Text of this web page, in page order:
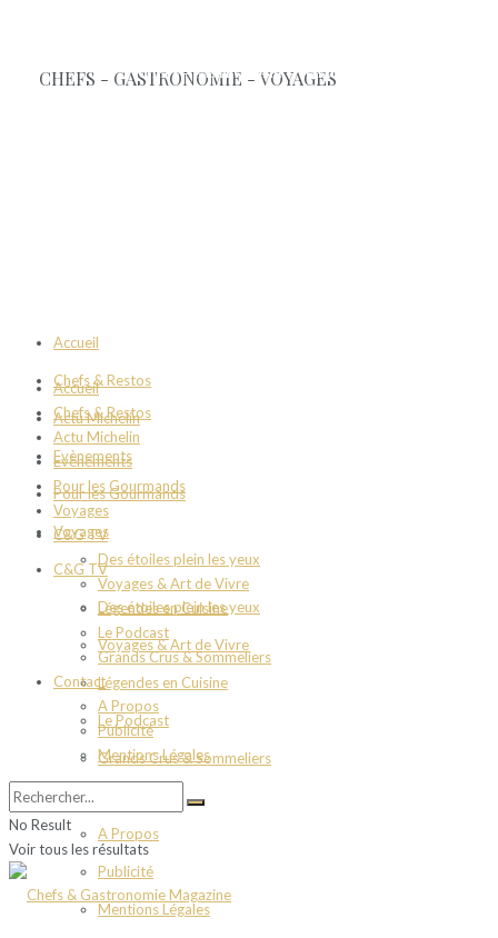
Accueil
Chefs & Restos
Actu Michelin
Evènements
Pour les Gourmands
Voyages
C&G TV
Des étoiles plein les yeux
Voyages & Art de Vivre
Légendes en Cuisine
Le Podcast
Grands Crus & Sommeliers
Contact
A Propos
Publicité
Mentions Légales
Accueil
Chefs & Restos
Actu Michelin
Evènements
Pour les Gourmands
Voyages
C&G TV
Des étoiles plein les yeux
Voyages & Art de Vivre
Légendes en Cuisine
Le Podcast
Grands Crus & Sommeliers
Contact
A Propos
Publicité
Mentions Légales
No Result
Voir tous les résultats